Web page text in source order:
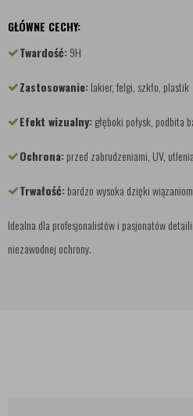
GŁÓWNE CECHY:
Twardość:9H
Zastosowanie:lakier, felgi, szkło, plastik
Efekt wizualny:głęboki połysk, podbita
Ochrona:przed zabrudzeniami, UV,
Trwałość:bardzo wysoka dzięki
Idealna dla profesjonalistów i pasjonatów
niezawodnej ochrony.